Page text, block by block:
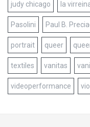
judy chicago la
Pasolini Paul B.
portrait queer
textiles vanitas
videoperformance